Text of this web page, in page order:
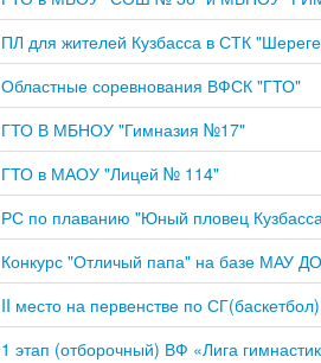
ПЛ для жителей Кузбасса в СТК
Областные соревнования ВФСК "ГТО"
ГТО В МБНОУ "Гимназия №17"
ГТО в МАОУ "Лицей № 114"
РС по плаванию "Юный пловец
Конкурс "Отличый папа" на базе МАУ
II место на первенстве по СГ(баскетбол)
1 этап (отборочный) ВФ «Лига